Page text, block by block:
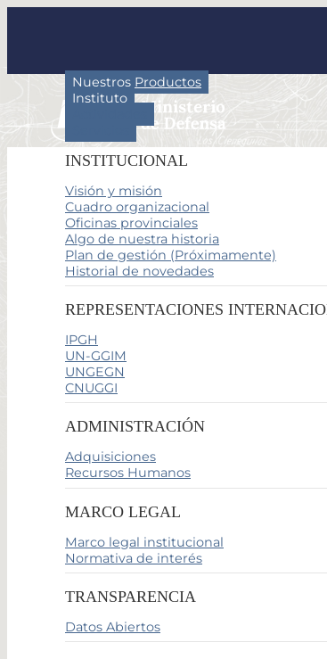
Nuestros Productos
Instituto
INSTITUCIONAL
Visión y misión
Cuadro organizacional
Oficinas provinciales
Algo de nuestra historia
Plan de gestión (Próximamente)
Historial de novedades
REPRESENTACIONES
IPGH
UN-GGIM
UNGEGN
CNUGGI
ADMINISTRACIÓN
Adquisiciones
Recursos Humanos
MARCO LEGAL
Marco legal institucional
Normativa de interés
TRANSPARENCIA
Datos Abiertos